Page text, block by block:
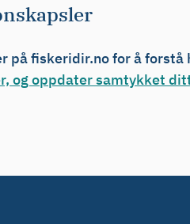
på fiskeridir.no for å
og oppdater samtykket